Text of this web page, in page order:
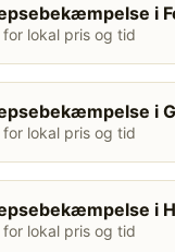
i
for lokal pris og tid
i
for lokal pris og tid
i
for lokal pris og tid